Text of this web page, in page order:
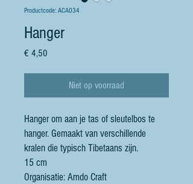
Productcode: ACA034
Hanger
€ 4,50
Niet op voorraad
Hanger om aan je tas of sleutelbos te
hanger. Gemaakt van verschillende
kralen die typisch Tibetaans zijn.
15 cm
Organisatie: Amdo Craft